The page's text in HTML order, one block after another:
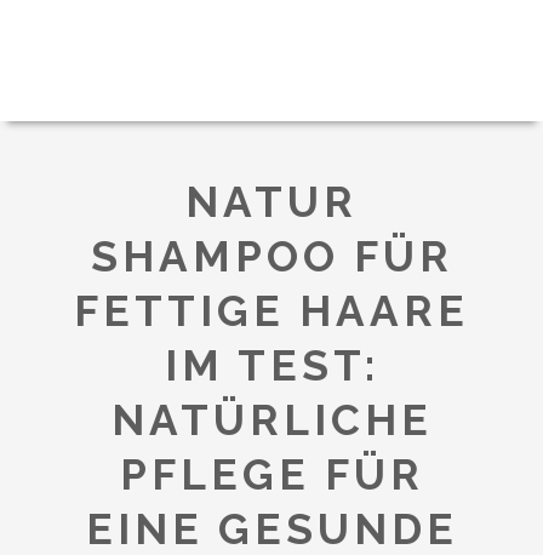
NATUR
SHAMPOO FÜR
FETTIGE HAARE
IM TEST:
NATÜRLICHE
PFLEGE FÜR
EINE GESUNDE